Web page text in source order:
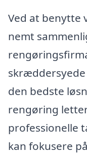
Ved at benytte
nemt
den bedste
rengøring
professionelle
kan fokusere